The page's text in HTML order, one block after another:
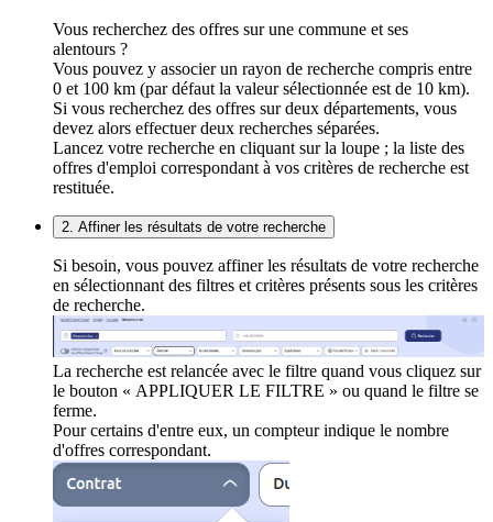
Vous recherchez des offres sur une commune et ses
alentours ?
Vous pouvez y associer un rayon de recherche compris entre
0 et 100 km (par défaut la valeur sélectionnée est de 10 km).
Si vous recherchez des offres sur deux départements, vous
devez alors effectuer deux recherches séparées.
Lancez votre recherche en cliquant sur la loupe ; la liste des
offres d'emploi correspondant à vos critères de recherche est
restituée.
2. Affiner les résultats de votre recherche
Si besoin, vous pouvez affiner les résultats de votre recherche
en sélectionnant des filtres et critères présents sous les critères
de recherche.
La recherche est relancée avec le filtre quand vous cliquez sur
le bouton « APPLIQUER LE FILTRE » ou quand le filtre se
ferme.
Pour certains d'entre eux, un compteur indique le nombre
d'offres correspondant.